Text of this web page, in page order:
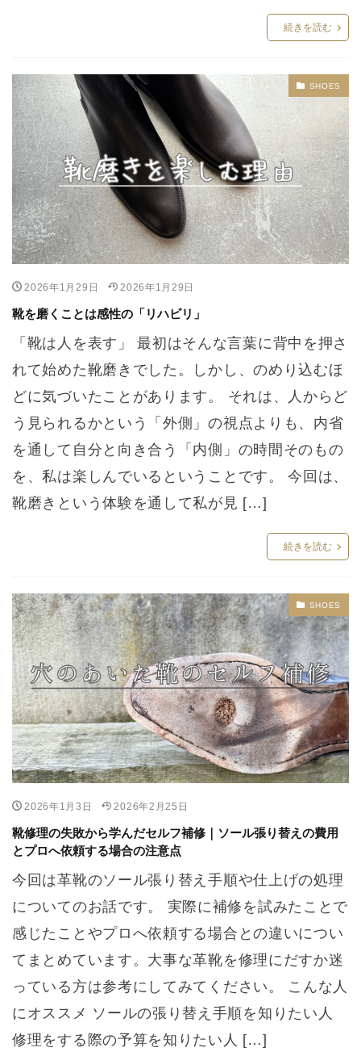
続きを読む
SHOES
2026年1月29日 2026年1月29日
靴を磨くことは感性の「リハビリ」
「靴は人を表す」 最初はそんな言葉に背中を押さ
れて始めた靴磨きでした。しかし、のめり込むほ
どに気づいたことがあります。 それは、人からど
う見られるかという「外側」の視点よりも、内省
を通して自分と向き合う「内側」の時間そのもの
を、私は楽しんでいるということです。 今回は、
靴磨きという体験を通して私が見 […]
続きを読む
SHOES
2026年1月3日 2026年2月25日
靴修理の失敗から学んだセルフ補修｜ソール張り替えの費用
とプロへ依頼する場合の注意点
今回は革靴のソール張り替え手順や仕上げの処理
についてのお話です。 実際に補修を試みたことで
感じたことやプロへ依頼する場合との違いについ
てまとめています。大事な革靴を修理にだすか迷
っている方は参考にしてみてください。 こんな人
にオススメ ソールの張り替え手順を知りたい人
修理をする際の予算を知りたい人 […]